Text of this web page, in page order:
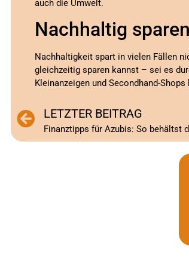
auch die Umwelt.
Nachhaltig sparen
Nachhaltigkeit spart in vielen Fällen
gleichzeitig sparen kannst – sei es
Kleinanzeigen und Secondhand-
LETZTER BEITRAG
Finanztipps für Azubis: So behältst